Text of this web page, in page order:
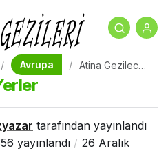
Avrupa
Atina Gezilecek
tarafından yayınlandı
yayınlandı
26 Aralık
+ - Paylaş